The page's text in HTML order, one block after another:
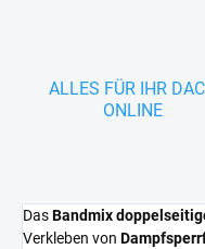
ALLES FÜR IHR
ONLINE
DasBandmix
Verkleben von